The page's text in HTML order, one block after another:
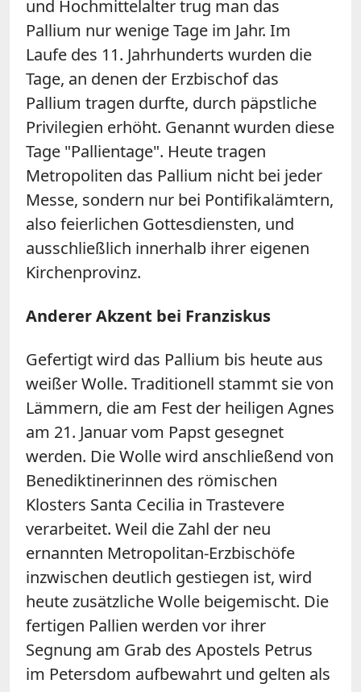
und Hochmittelalter trug man das
Pallium nur wenige Tage im Jahr. Im
Laufe des 11. Jahrhunderts wurden die
Tage, an denen der Erzbischof das
Pallium tragen durfte, durch päpstliche
Privilegien erhöht. Genannt wurden diese
Tage "Pallientage". Heute tragen
Metropoliten das Pallium nicht bei jeder
Messe, sondern nur bei Pontifikalämtern,
also feierlichen Gottesdiensten, und
ausschließlich innerhalb ihrer eigenen
Kirchenprovinz.
Anderer Akzent bei Franziskus
Gefertigt wird das Pallium bis heute aus
weißer Wolle. Traditionell stammt sie von
Lämmern, die am Fest der heiligen Agnes
am 21. Januar vom Papst gesegnet
werden. Die Wolle wird anschließend von
Benediktinerinnen des römischen
Klosters Santa Cecilia in Trastevere
verarbeitet. Weil die Zahl der neu
ernannten Metropolitan-Erzbischöfe
inzwischen deutlich gestiegen ist, wird
heute zusätzliche Wolle beigemischt. Die
fertigen Pallien werden vor ihrer
Segnung am Grab des Apostels Petrus
im Petersdom aufbewahrt und gelten als